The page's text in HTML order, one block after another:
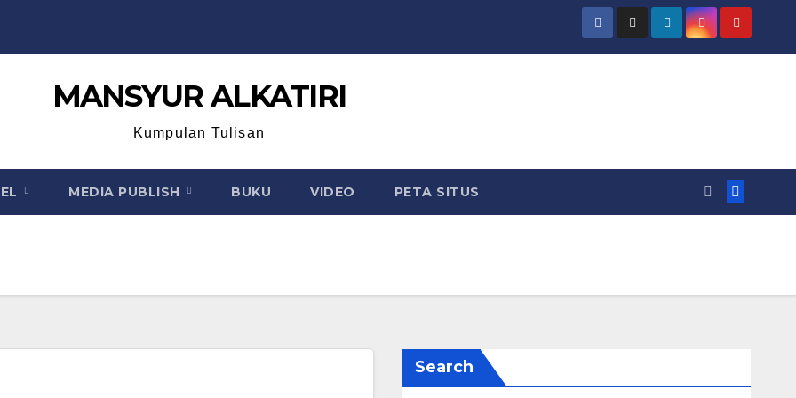
MANSYUR ALKATIRI
Kumpulan Tulisan
MEDIA PUBLISH BUKU VIDEO PETA SITUS
Search